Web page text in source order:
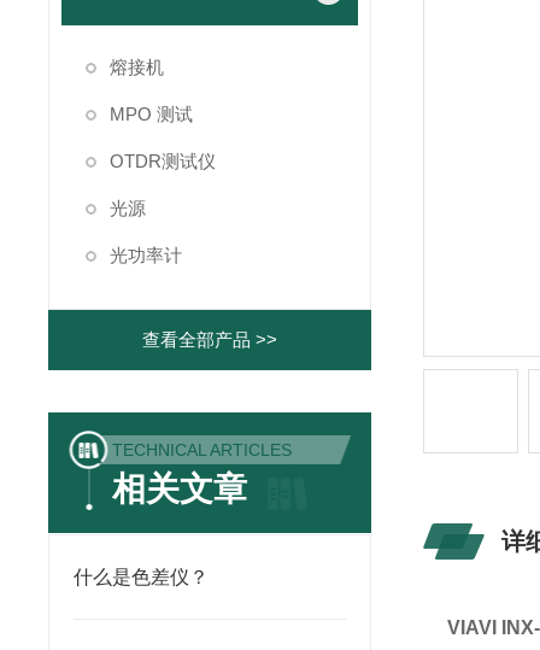
熔接机
MPO 测试
OTDR测试仪
光源
光功率计
查看全部产品 >>
TECHNICAL ARTICLES
相关文章
什么是色差仪？
详
VIAVI